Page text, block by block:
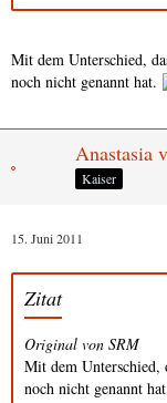
Mit dem Unterschied,
noch nicht genannt hat.
Anastasia
Kaiser
15. Juni 2011
Zitat
Original von SRM
Mit dem Unterschied,
noch nicht genannt